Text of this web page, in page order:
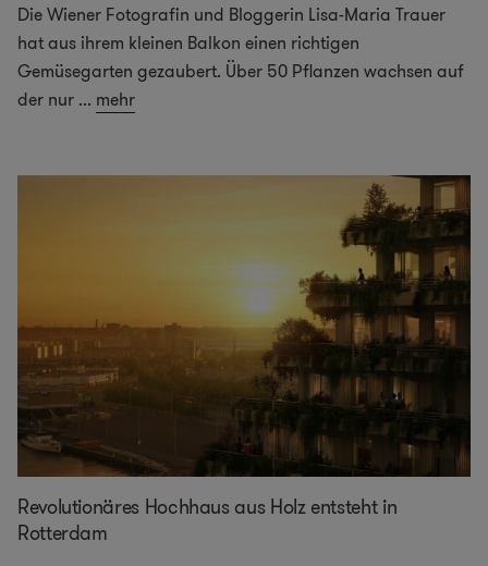
Die Wiener Fotografin und Bloggerin Lisa-Maria Trauer
hat aus ihrem kleinen Balkon einen richtigen
Gemüsegarten gezaubert. Über 50 Pflanzen wachsen auf
der nur ... mehr
Revolutionäres Hochhaus aus Holz entsteht in
Rotterdam